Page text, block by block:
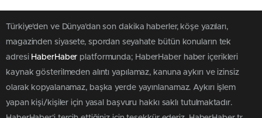
Türkiye'den ve Dünya’dan son dakika haberler, köşe yazıları,
magazinden siyasete, spordan seyahate bütün konuların tek
adresi HaberHaber platformunda; HaberHaber haber içerikleri
kaynak gösterilmeden alıntı yapılamaz, kanuna aykırı ve izinsiz
olarak kopyalanamaz, başka yerde yayınlanamaz. Aykırı işlem
yapan kişi/kişiler için yasal başvuru hakkı saklı tutulmaktadır.